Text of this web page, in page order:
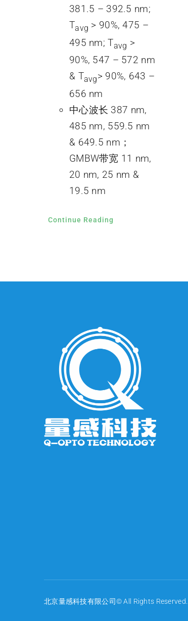
381.5 – 392.5 nm;
Tavg > 90%, 475 –
495 nm; Tavg >
90%, 547 – 572 nm
& Tavg> 90%, 643 –
656 nm
中心波长 387 nm,
485 nm, 559.5 nm
& 649.5 nm；
GMBW带宽 11 nm,
20 nm, 25 nm &
19.5 nm
Continue Reading
北京量感科技有限公司© All Rights Reserved.